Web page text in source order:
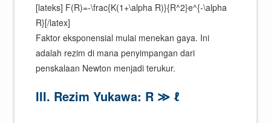
[lateks] F(R)=-\frac{K(1+\alpha R)}{R^2}e^{-\alpha
R}[/latex]
Faktor eksponensial mulai menekan gaya. Ini
adalah rezim di mana penyimpangan dari
penskalaan Newton menjadi terukur.
III. Rezim Yukawa: R ≫ ℓ